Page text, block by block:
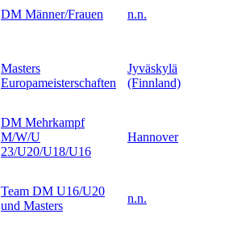
DM Männer/Frauen n.n.
Masters
Europameisterschaften
Jyväskylä
(Finnland)
DM Mehrkampf
M/W/U
23/U20/U18/U16
Hannover
Team DM U16/U20
und Masters
n.n.